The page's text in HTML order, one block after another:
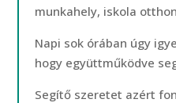
munkahely, iskola
Napi sok órában úgy
hogy együttműködve
Segítő szeretet azért